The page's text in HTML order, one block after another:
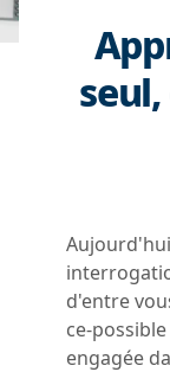
seul,
d'entre
ce-
engagée